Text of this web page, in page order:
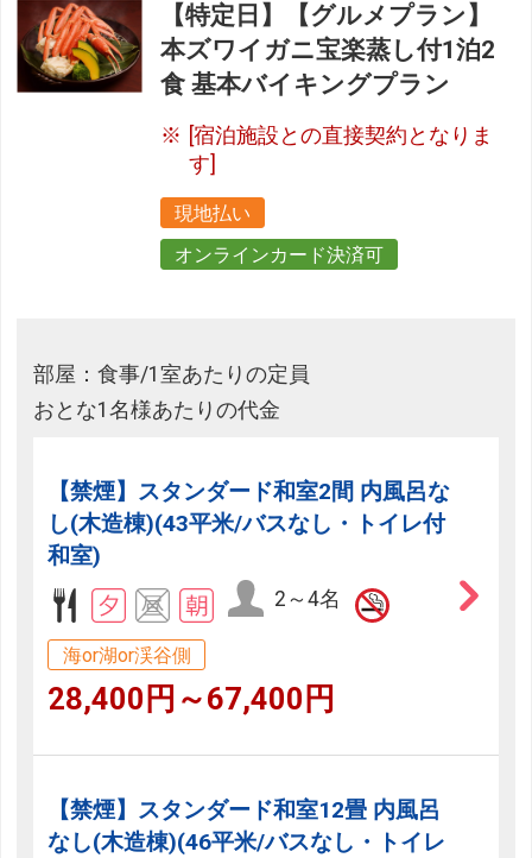
【特定日】【グルメプラン】
本ズワイガニ宝楽蒸し付1泊2
食 基本バイキングプラン
[宿泊施設との直接契約となりま
す]
現地払い
オンラインカード決済可
部屋：食事/1室あたりの定員
おとな1名様あたりの代金
【禁煙】スタンダード和室2間 内風呂な
し(木造棟)(43平米/バスなし・トイレ付
和室)
2～4名
海or湖or渓谷側
28,400円～67,400円
【禁煙】スタンダード和室12畳 内風呂
なし(木造棟)(46平米/バスなし・トイレ